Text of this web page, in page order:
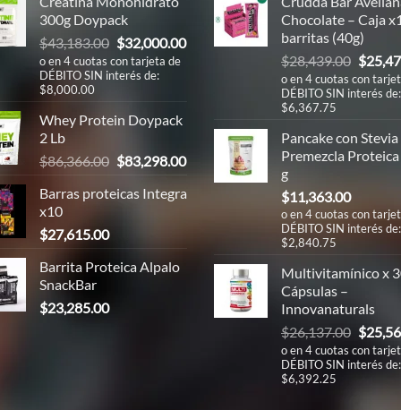
300g Doypack
$43,183.00 El
precio
original
$43,183.00.
$32,000.00El
o en 4 cuotas con tarjeta de
DÉBITO SIN interés de:
$8,000.00
Whey Protein Doypack
2 Lb
$86,366.00 El
original
$83,298.00El
actual
Barras proteicas Integra
x10
$27,615.00
Barrita Proteica Alpalo
SnackBar
$23,285.00
Chocolate – Caja
barritas (40g)
$28,439.00 El
precio
$
o en 4 cuotas con
DÉBITO SIN interés de:
$6,367.75
Pancake con Stevia
Premezcla
g
$11,363.00
o en 4 cuotas con
DÉBITO SIN interés de:
$2,840.75
Multivitamínico x
Cápsulas –
Innovanaturals
$26,137.00 El
precio
$
o en 4 cuotas con
DÉBITO SIN interés de:
$6,392.25